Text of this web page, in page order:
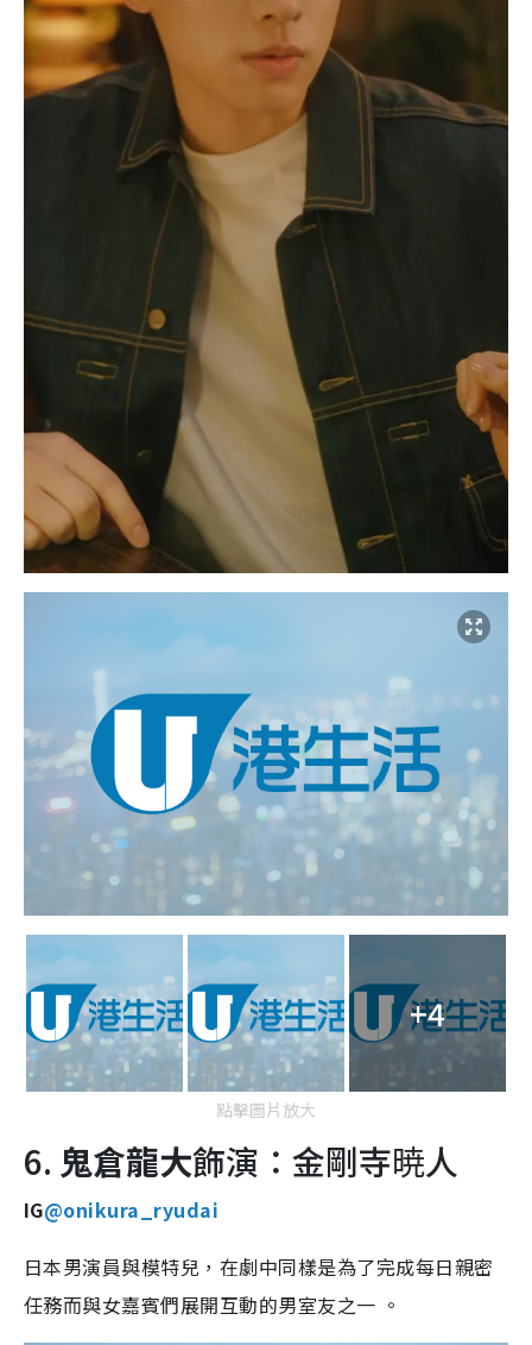
+4
點擊圖片放大
6. 鬼倉龍大飾演：金剛寺暁人
IG@onikura_ryudai
日本男演員與模特兒，在劇中同樣是為了完成每日親密
任務而與女嘉賓們展開互動的男室友之一 。